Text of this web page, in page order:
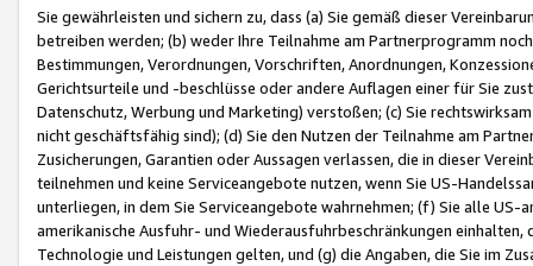
Sie gewährleisten und sichern zu, dass (a) Sie gemäß dieser
betreiben werden; (b) weder Ihre Teilnahme am Partnerprogramm
Bestimmungen, Verordnungen, Vorschriften, Anordnungen,
Gerichtsurteile und -beschlüsse oder andere Auflagen einer für Sie
Datenschutz, Werbung und Marketing) verstoßen; (c) Sie
nicht geschäftsfähig sind); (d) Sie den Nutzen der Teilnahme am
Zusicherungen, Garantien oder Aussagen verlassen, die in dieser
teilnehmen und keine Serviceangebote nutzen, wenn Sie US-
unterliegen, in dem Sie Serviceangebote wahrnehmen; (f) Sie alle
amerikanische Ausfuhr- und Wiederausfuhrbeschränkungen
Technologie und Leistungen gelten, und (g) die Angaben, die Sie im